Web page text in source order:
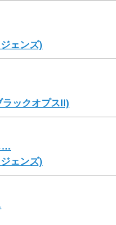
ェンズ)
ックオプスII)
…
ェンズ)